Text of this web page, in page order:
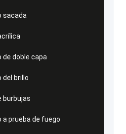
sacada
de doble capa
del brillo
burbujas
a prueba de fuego